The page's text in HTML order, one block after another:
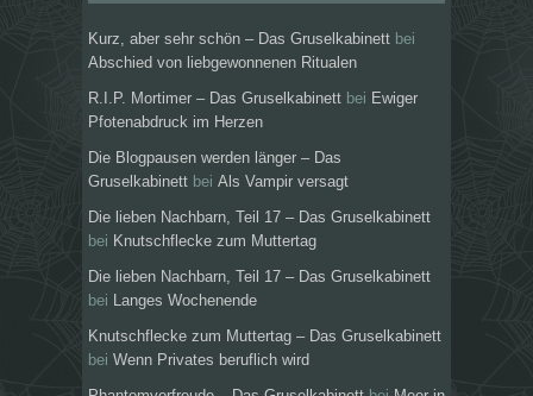
Kurz, aber sehr schön – Das Gruselkabinett bei
Abschied von liebgewonnenen Ritualen
R.I.P. Mortimer – Das Gruselkabinett bei Ewiger
Pfotenabdruck im Herzen
Die Blogpausen werden länger – Das
Gruselkabinett bei Als Vampir versagt
Die lieben Nachbarn, Teil 17 – Das Gruselkabinett
bei Knutschflecke zum Muttertag
Die lieben Nachbarn, Teil 17 – Das Gruselkabinett
bei
Langes Wochenende
Knutschflecke zum Muttertag – Das Gruselkabinett
bei Wenn Privates beruflich wird